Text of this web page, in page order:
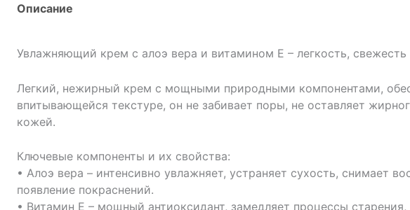
Описание
Увлажняющий крем с алоэ вера и витамином Е – легкость,
Легкий, нежирный крем с мощными природными компонентами,
впитывающейся текстуре, он не забивает поры, не оставляет
кожей.
Ключевые компоненты и их свойства:
• Алоэ вера – интенсивно увлажняет, устраняет сухость, снимает
появление покраснений.
• Витамин Е – мощный антиоксидант, замедляет процессы